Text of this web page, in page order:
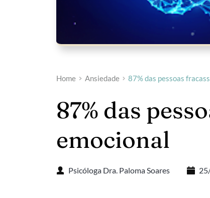
Home Ansiedade 87% das pessoas
87% das
emocional
Psicóloga Dra. Paloma Soares